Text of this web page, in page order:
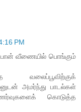
PM
வீணையில் பொங்கும்
அமர்ந்து பாடல்கள்
கொடுத்த